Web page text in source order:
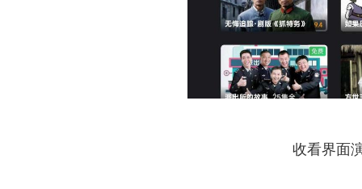
收看界面